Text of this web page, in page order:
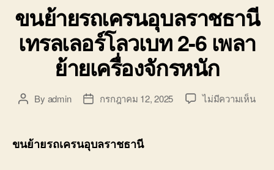
ขนย้ายรถเครนอุบลราชธานี
เทรลเลอร์โลวเบท 2-6 เพลา
ย้ายเครื่องจักรหนัก
PostBy admin
Postกรกฎาคม 12, 2025 ไม่มีความเห็นบน
ขนย้ายรถเครนอุบลราชธานี